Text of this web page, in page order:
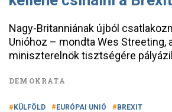
Nagy-Britanniának újból
Unióhoz – mondta Wes Streeting,
miniszterelnök tisztségére
DEMOKRATA
KÜLFÖLD EURÓPAI UNIÓ BREXIT